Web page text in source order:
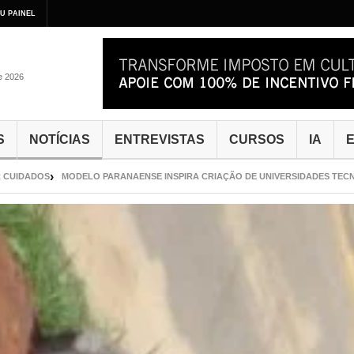
PAINEL
2026
NOTÍCIAS ENTREVISTAS CURSOS IA
MODELO PARANAENSE INSPIRA CRIAÇÃO DE UNIVERSIDADES